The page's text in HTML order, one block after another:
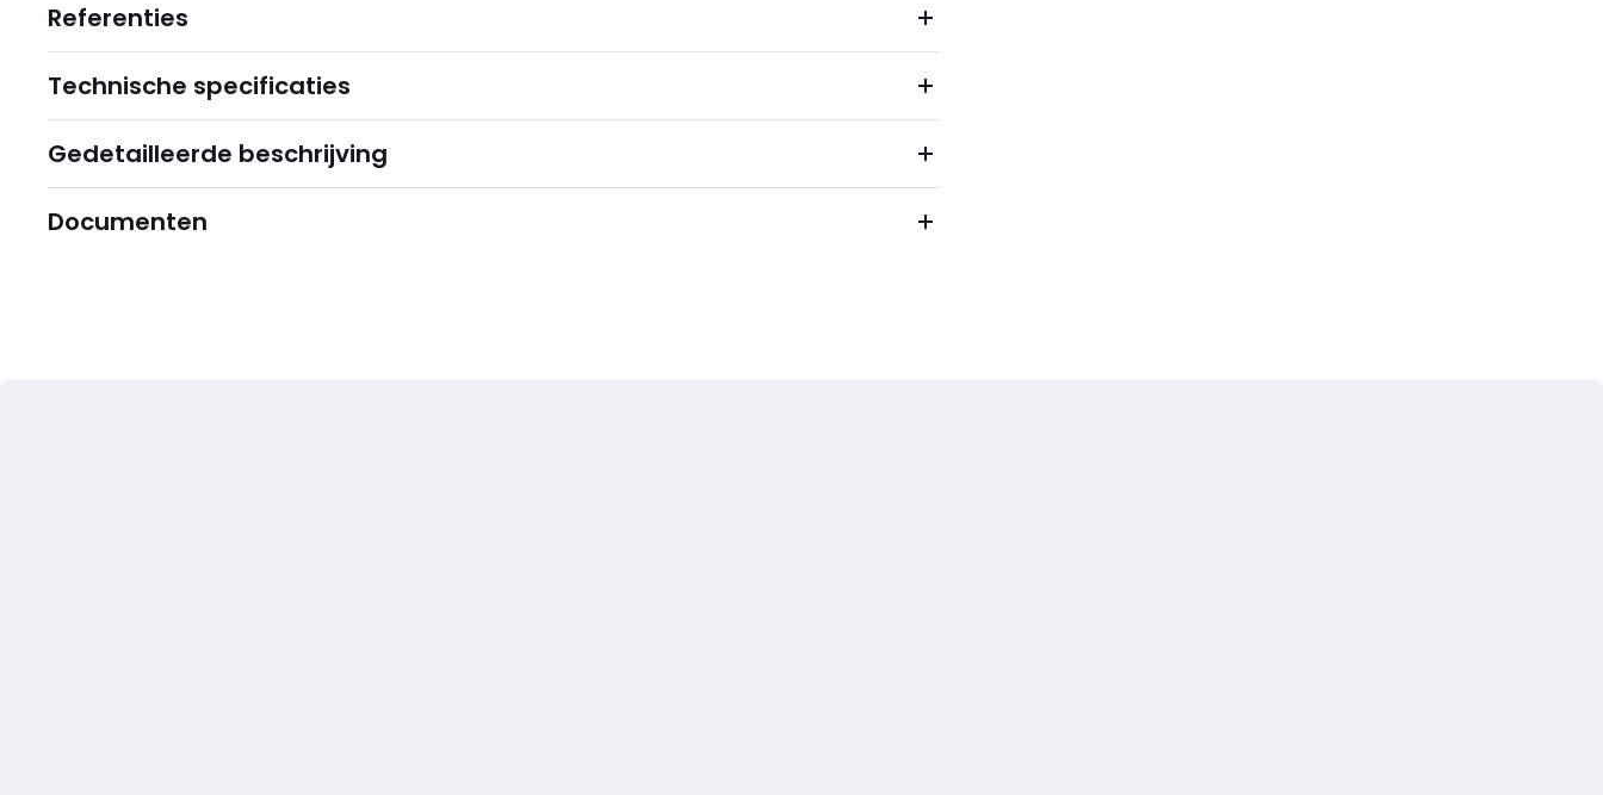
Referenties
Technische specificaties
Gedetailleerde beschrijving
Documenten